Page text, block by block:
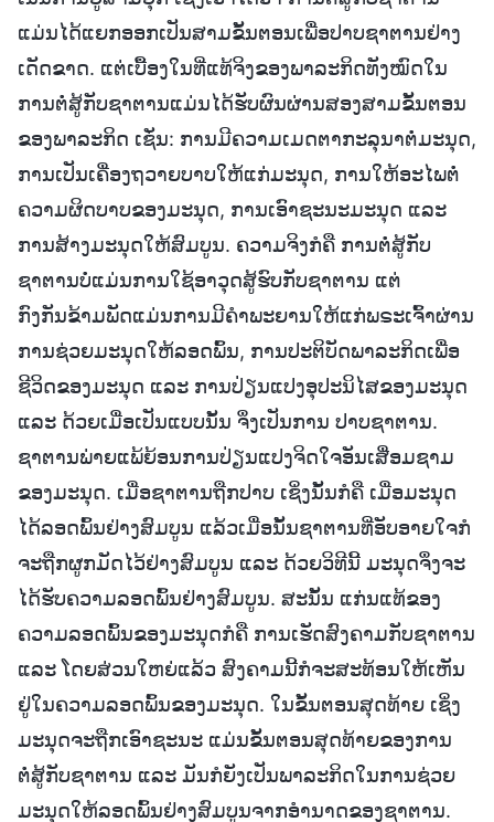
ແມ່ນໄດ້ແຍກອອກເປັນສາມຂັ້ນຕອນເພື່ອປາບຊາຕານຢ່າງ
ເດັດຂາດ. ແຕ່ເບື້ອງໃນທີ່ແທ້ຈິງຂອງພາລະກິດທັງໝົດໃນ
ການຕໍ່ສູ້ກັບຊາຕານແມ່ນໄດ້ຮັບຜົນຜ່ານສອງສາມຂັ້ນຕອນ
ຂອງພາລະກິດ ເຊັ່ນ: ການມີຄວາມເມດຕາກະລຸນາຕໍ່ມະນຸດ,
ການເປັນເຄື່ອງຖວາຍບາບໃຫ້ແກ່ມະນຸດ, ການໃຫ້ອະໄພຕໍ່
ຄວາມຜິດບາບຂອງມະນຸດ, ການເອົາຊະນະມະນຸດ ແລະ
ການສ້າງມະນຸດໃຫ້ສົມບູນ. ຄວາມຈິງກໍຄື ການຕໍ່ສູ້ກັບ
ຊາຕານບໍ່ແມ່ນການໃຊ້ອາວຸດສູ້ຮົບກັບຊາຕານ ແຕ່
ກົງກັນຂ້າມພັດແມ່ນການມີຄໍາພະຍານໃຫ້ແກ່ພຣະເຈົ້າຜ່ານ
ການຊ່ວຍມະນຸດໃຫ້ລອດພົ້ນ, ການປະຕິບັດພາລະກິດເພື່ອ
ຊີວິດຂອງມະນຸດ ແລະ ການປ່ຽນແປງອຸປະນິໄສຂອງມະນຸດ
ແລະ ດ້ວຍເມື່ອເປັນແບບນັ້ນ ຈຶ່ງເປັນການ ປາບຊາຕານ.
ຊາຕານພ່າຍແພ້ຍ້ອນການປ່ຽນແປງຈິດໃຈອັນເສື່ອມຊາມ
ຂອງມະນຸດ. ເມື່ອຊາຕານຖືກປາບ ເຊິ່ງນັ້ນກໍຄື ເມື່ອມະນຸດ
ໄດ້ລອດພົ້ນຢ່າງສົມບູນ ແລ້ວເມື່ອນັ້ນຊາຕານທີ່ອັບອາຍໃຈກໍ
ຈະຖືກຜູກມັດໄວ້ຢ່າງສົມບູນ ແລະ ດ້ວຍວິທີນີ້ ມະນຸດຈຶ່ງຈະ
ໄດ້ຮັບຄວາມລອດພົ້ນຢ່າງສົມບູນ. ສະນັ້ນ ແກ່ນແທ້ຂອງ
ຄວາມລອດພົ້ນຂອງມະນຸດກໍຄື ການເຮັດສົງຄາມກັບຊາຕານ
ແລະ ໂດຍສ່ວນໃຫຍ່ແລ້ວ ສົງຄາມນີ້ກໍຈະສະທ້ອນໃຫ້ເຫັນ
ຢູ່ໃນຄວາມລອດພົ້ນຂອງມະນຸດ. ໃນຂັ້ນຕອນສຸດທ້າຍ ເຊິ່ງ
ມະນຸດຈະຖືກເອົາຊະນະ ແມ່ນຂັ້ນຕອນສຸດທ້າຍຂອງການ
ຕໍ່ສູ້ກັບຊາຕານ ແລະ ມັນກໍຍັງເປັນພາລະກິດໃນການຊ່ວຍ
ມະນຸດໃຫ້ລອດພົ້ນຢ່າງສົມບູນຈາກອໍານາດຂອງຊາຕານ.